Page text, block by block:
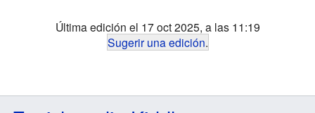
Última edición el 17 oct 2025, a las 11:19
Sugerir una edición.